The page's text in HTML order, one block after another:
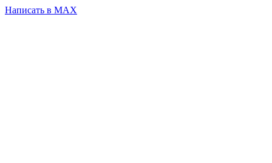
Написать в MAX